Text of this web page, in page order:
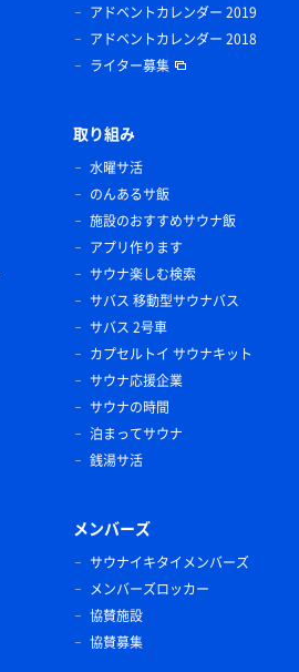
アドベントカレンダー 2019
アドベントカレンダー 2018
ライター募集
取り組み
水曜サ活
のんあるサ飯
施設のおすすめサウナ飯
アプリ作ります
サウナ楽しむ検索
サバス 移動型サウナバス
サバス 2号車
カプセルトイ サウナキット
サウナ応援企業
サウナの時間
泊まってサウナ
銭湯サ活
メンバーズ
サウナイキタイメンバーズ
メンバーズロッカー
協賛施設
協賛募集